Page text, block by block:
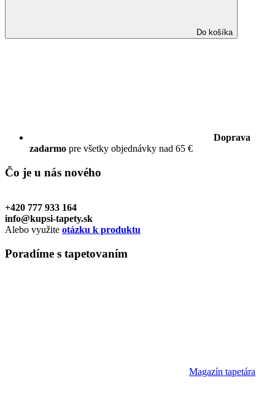
Do košíka
Doprava
zadarmo pre všetky objednávky nad 65 €
Čo je u nás nového
+420 777 933 164
info@kupsi-tapety.sk
Alebo využite otázku k produktu
Poradíme s tapetovaním
Magazín tapetára